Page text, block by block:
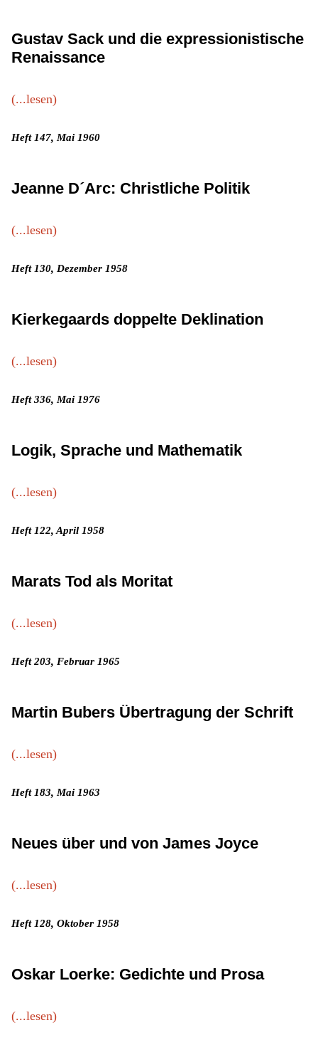
Gustav Sack und die expressionistische
Renaissance
(...lesen)
Heft 147, Mai 1960
Jeanne D´Arc: Christliche Politik
(...lesen)
Heft 130, Dezember 1958
Kierkegaards doppelte Deklination
(...lesen)
Heft 336, Mai 1976
Logik, Sprache und Mathematik
(...lesen)
Heft 122, April 1958
Marats Tod als Moritat
(...lesen)
Heft 203, Februar 1965
Martin Bubers Übertragung der Schrift
(...lesen)
Heft 183, Mai 1963
Neues über und von James Joyce
(...lesen)
Heft 128, Oktober 1958
Oskar Loerke: Gedichte und Prosa
(...lesen)